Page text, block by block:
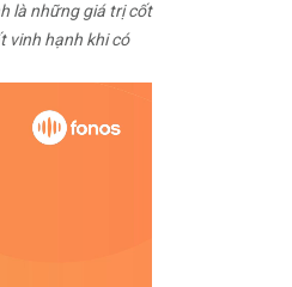
là những giá trị cốt
vinh hạnh khi có